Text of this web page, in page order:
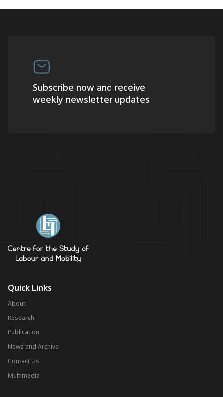
Subscribe now and receive
weekly newsletter updates
Quick Links
About
Research
Publication
News and Archive
Contact Us
Multimedia